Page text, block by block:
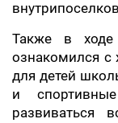
Также в ходе
ознакомился с
для детей
и
развиваться